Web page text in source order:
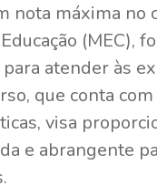
nota máxima no
(MEC),
atender às
que conta
visa
e abrangente